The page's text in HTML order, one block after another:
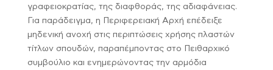
γραφειοκρατίας, της διαφθοράς, της αδιαφάνειας.
Για παράδειγμα, η Περιφερειακή Αρχή επέδειξε
μηδενική ανοχή στις περιπτώσεις χρήσης πλαστών
τίτλων σπουδών, παραπέμποντας στο Πειθαρχικό
συμβούλιο και ενημερώνοντας την αρμόδια